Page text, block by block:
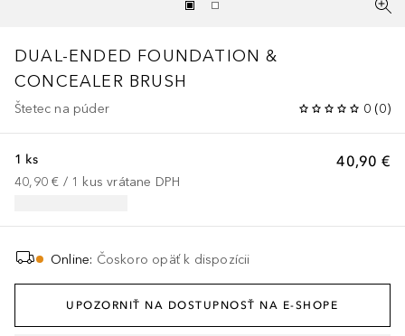
DUAL-ENDED FOUNDATION &
CONCEALER BRUSH
Štetec na púder 0 (0)
40,90 €
1 ks
40,90 € / 1 kus vrátane DPH
Online: Čoskoro opäť k dispozícii
UPOZORNIŤ NA DOSTUPNOSŤ NA E-SHOPE